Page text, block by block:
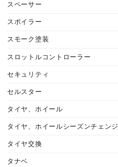
スペーサー
スポイラー
スモーク塗装
スロットルコントローラー
セキュリティ
セルスター
タイヤ、ホイール
タイヤ、ホイールシーズンチェンジ
タイヤ交換
タナベ